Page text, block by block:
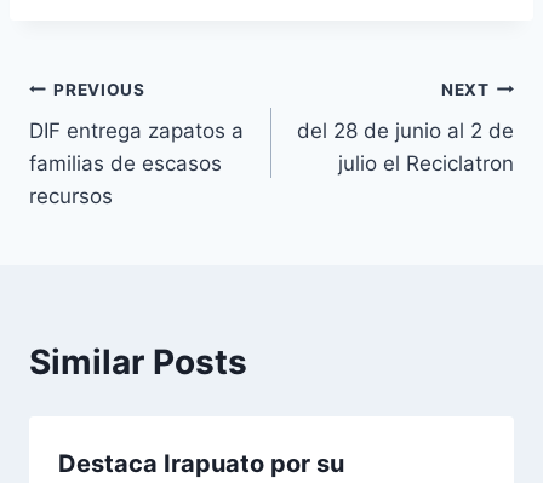
PREVIOUS
DIF entrega zapatos a
familias de escasos
recursos
NEXT
del 28 de junio al 2 de
julio el Reciclatron
Similar Posts
Destaca Irapuato por su